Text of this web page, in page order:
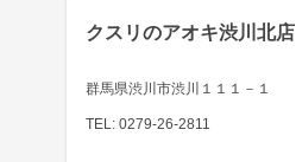
クスリのアオキ渋川北店
群馬県渋川市渋川１１１－１
TEL: 0279-26-2811